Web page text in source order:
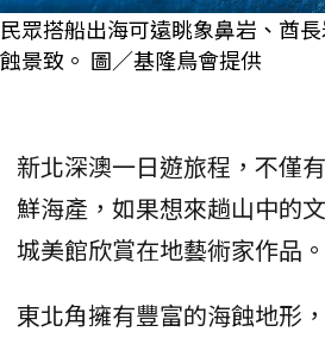
民眾搭船出海可遠眺象鼻岩、酋
蝕景致。 圖／基隆鳥會提供
新北深澳一日遊旅程，不僅
鮮海產，如果想來趟山中的
城美館欣賞在地藝術家作品。
東北角擁有豐富的海蝕地形